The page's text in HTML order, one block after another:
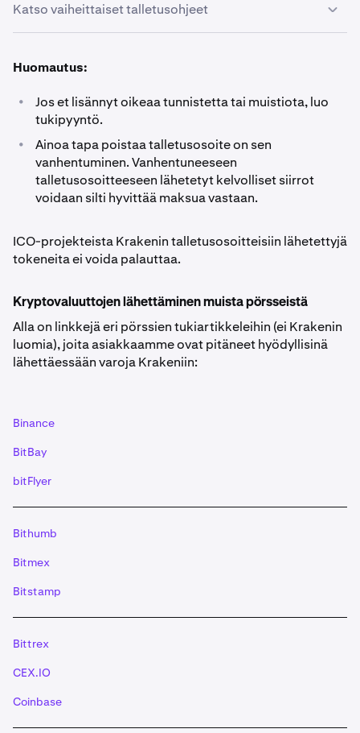
Katso vaiheittaiset talletusohjeet
Portfolio.
Napsauta Talleta-painiketta.
Etsi valuutta, jonka haluat tallettaa, ja napsauta sitä.
Napsauta kopiointikuvaketta ja liitä osoite (ja
annettava osoitteen lisäksi muitakin tietoja:
Ripple (XRP) -talletukset vaativat ‘kohdetunnisteen
(destination tag)- Lumens (XLM) -talletukset vaativat
'muistion' (memo), jos et käytä muxed-osoitetta-
Stacks (STX) -talletukset vaativat
on mukana. EOS-talletuksissa muistio on
vähimmäismäärä vahvistuksia on saavutettu.
Huomautus:
•
Jos et lisännyt oikeaa tunnistetta tai muistiota, luo
tukipyyntö.
•
Ainoa tapa poistaa talletusosoite on sen
vanhentuminen. Vanhentuneeseen
talletusosoitteeseen lähetetyt kelvolliset siirrot
voidaan silti hyvittää maksua vastaan.
ICO-projekteista Krakenin talletusosoitteisiin lähetettyjä
tokeneita ei voida palauttaa.
Kryptovaluuttojen lähettäminen muista pörsseistä
Alla on linkkejä eri pörssien tukiartikkeleihin (ei Krakenin
luomia), joita asiakkaamme ovat pitäneet hyödyllisinä
lähettäessään varoja Krakeniin:
Binance
BitBay
bitFlyer
Bithumb
Bitmex
Bitstamp
Bittrex
CEX.IO
Coinbase